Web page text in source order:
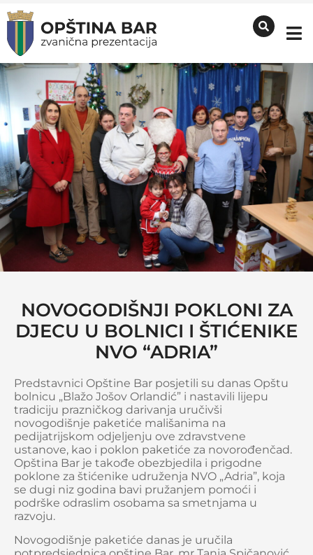
NOVOGODIŠNJI POKLONI ZA
DJECU U BOLNICI I ŠTIĆENIKE
NVO “ADRIA”
Predstavnici Opštine Bar posjetili su danas Opštu
bolnicu „Blažo Jošov Orlandić” i nastavili lijepu
tradiciju prazničkog darivanja uručivši
novogodišnje paketiće mališanima na
pedijatrijskom odjeljenju ove zdravstvene
ustanove, kao i poklon paketiće za novorođenčad.
Opština Bar je takođe obezbjedila i prigodne
poklone za štićenike udruženja NVO „Adria”, koja
se dugi niz godina bavi pružanjem pomoći i
podrške odraslim osobama sa smetnjama u
razvoju.
Novogodišnje paketiće danas je uručila